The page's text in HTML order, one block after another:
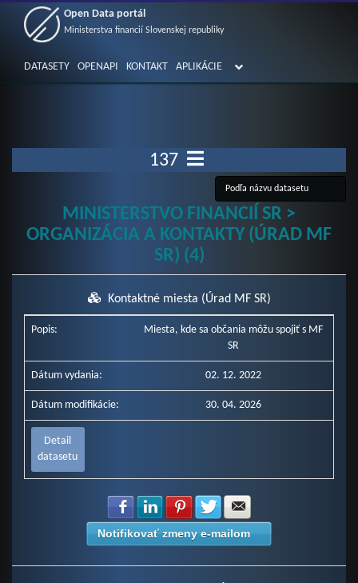
Open Data portál
Ministerstva financií Slovenskej republiky
DATASETY OPENAPI KONTAKT APLIKÁCIE
137
MINISTERSTVO FINANCIÍ SR >
ORGANIZÁCIA A KONTAKTY (ÚRAD MF
SR) (4)
Kontaktné miesta (Úrad MF SR)
Popis:
Miesta, kde sa občania môžu spojiť s MF
SR
Dátum vydania: 02. 12. 2022
Dátum modifikácie: 30. 04. 2026
Detail
datasetu
Zdielať na Facebook
Zdielať na LinkedIn
Zdielať na Pinterest
Zdielať na Twitter
Notifikovať zmeny e-mailom